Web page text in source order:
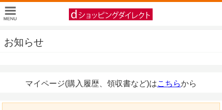
お知らせ
マイページ(購入履歴、領収書など)はこちらから